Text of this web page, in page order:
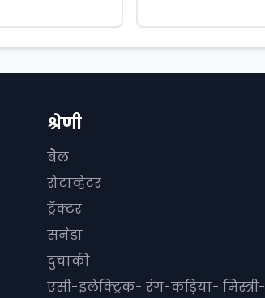
श्रेणी
बैल
रोटाव्हेटर
ट्रॅक्टर
सनेडा
दुचाकी
एसी-इलेक्ट्रिक- रंग-कड़िया- मिस्त्री-